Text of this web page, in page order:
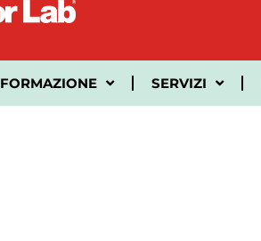
FORMAZIONE SERVIZI